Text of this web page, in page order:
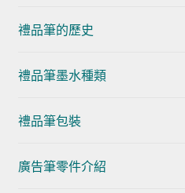
禮品筆的歷史
禮品筆墨水種類
禮品筆包裝
廣告筆零件介紹